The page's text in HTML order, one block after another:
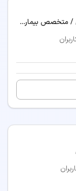
فوق تخصص گوارش و کبد بالغین / متخصص بیماری‌های داخلی